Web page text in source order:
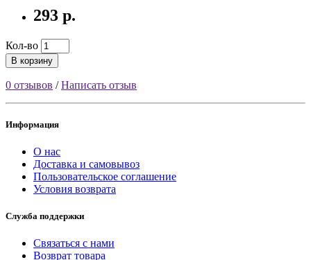
293 р.
Кол-во
В корзину
0 отзывов /Написать отзыв
Информация
О нас
Доставка и самовывоз
Пользовательское соглашение
Условия возврата
Служба поддержки
Связаться с нами
Возврат товара